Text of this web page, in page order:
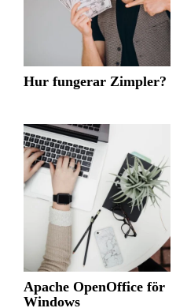
Hur fungerar Zimpler?
Apache OpenOffice för
Windows